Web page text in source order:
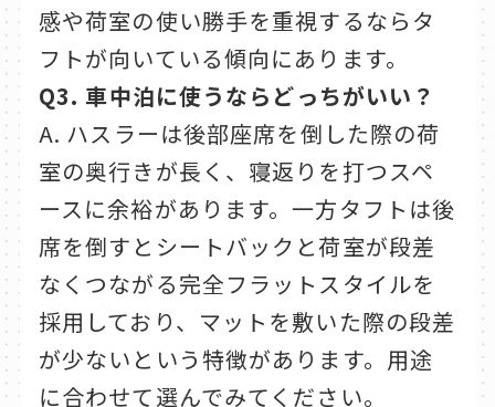
感や荷室の使い勝手を重視するならタ
フトが向いている傾向にあります。
Q3. 車中泊に使うならどっちがいい？
A. ハスラーは後部座席を倒した際の荷
室の奥行きが長く、寝返りを打つスペ
ースに余裕があります。一方タフトは後
席を倒すとシートバックと荷室が段差
なくつながる完全フラットスタイルを
採用しており、マットを敷いた際の段差
が少ないという特徴があります。用途
に合わせて選んでみてください。